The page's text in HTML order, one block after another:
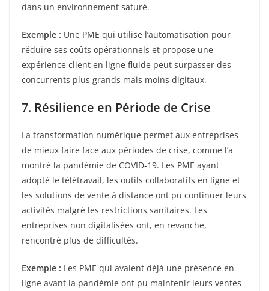
dans un environnement saturé.
Exemple : Une PME qui utilise l’automatisation pour
réduire ses coûts opérationnels et propose une
expérience client en ligne fluide peut surpasser des
concurrents plus grands mais moins digitaux.
7. Résilience en Période de Crise
La transformation numérique permet aux entreprises
de mieux faire face aux périodes de crise, comme l’a
montré la pandémie de COVID-19. Les PME ayant
adopté le télétravail, les outils collaboratifs en ligne et
les solutions de vente à distance ont pu continuer leurs
activités malgré les restrictions sanitaires. Les
entreprises non digitalisées ont, en revanche,
rencontré plus de difficultés.
Exemple : Les PME qui avaient déjà une présence en
ligne avant la pandémie ont pu maintenir leurs ventes